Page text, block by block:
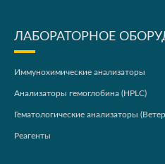
ЛАБОРАТОРНОЕ
Иммунохимические анализаторы
Анализаторы гемоглобина (HPLC)
Гематологические анализаторы
Реагенты